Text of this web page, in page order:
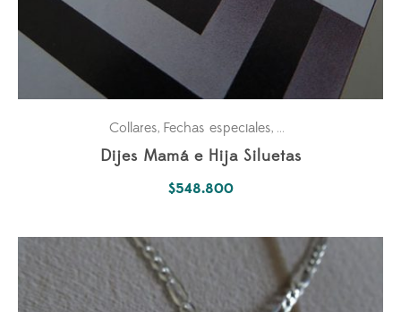
Collares, Fechas especiales, Mes de la Madre
Dijes Mamá e Hija Siluetas
$548.800